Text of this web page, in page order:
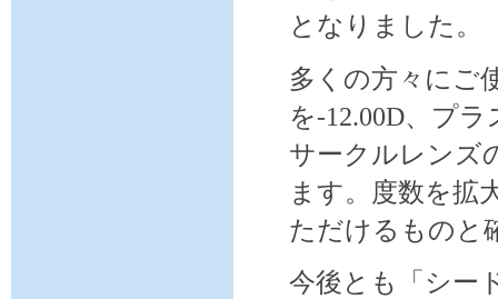
となりました。
多くの方々にご
を-12.00D、プ
サークルレンズ
ます。度数を拡
ただけるものと
今後とも「シー